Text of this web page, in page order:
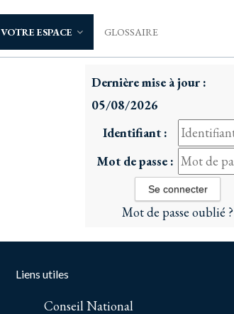
VOTRE ESPACE GLOSSAIRE
Dernière mise à jour :
05/08/2026
Identifiant :
Mot de passe :
Mot de passe oublié ?
Liens utiles
Conseil National